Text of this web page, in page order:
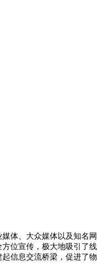
体、大众媒体以及知名网
位宣传，极大地吸引了线
起信息交流桥梁，促进了物